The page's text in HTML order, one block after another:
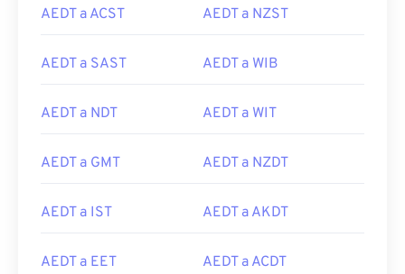
AEDT a ACST AEDT a NZST
AEDT a SAST AEDT a WIB
AEDT a NDT AEDT a WIT
AEDT a GMT AEDT a NZDT
AEDT a IST AEDT a AKDT
AEDT a EET AEDT a ACDT